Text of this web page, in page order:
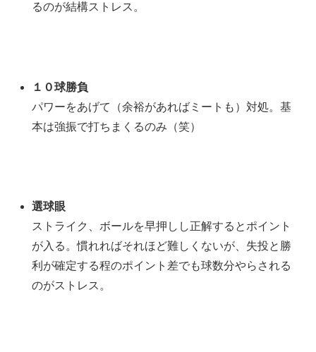
るのが結構ストレス。
１０球勝負
パワーをあげて（余裕があればミートも）対処。基
本は強振で打ちまくるのみ（笑）
選球眼
ストライク、ボールを早押しし正解するとポイント
が入る。慣れればそれほど難しくないが、失投と勝
利が確定する程のポイント差でも球数分やらされる
のがストレス。